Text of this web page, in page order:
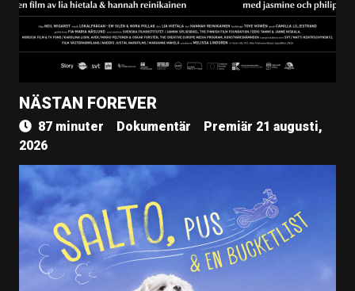
NÄSTAN FOREVER
87 minuter Dokumentär
Premiär 21 augusti,
2026